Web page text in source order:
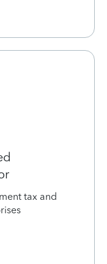
tax and